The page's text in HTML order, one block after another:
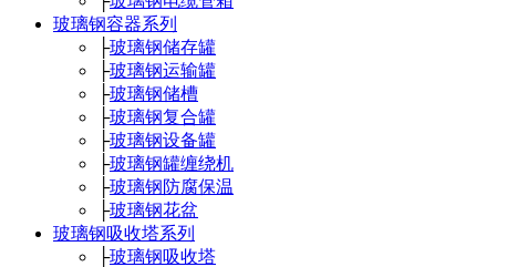
玻璃钢容器系列
├玻璃钢储存罐
├玻璃钢运输罐
├玻璃钢储槽
├玻璃钢复合罐
├玻璃钢设备罐
├玻璃钢罐缠绕机
├玻璃钢防腐保温
├玻璃钢花盆
玻璃钢吸收塔系列
├玻璃钢吸收塔